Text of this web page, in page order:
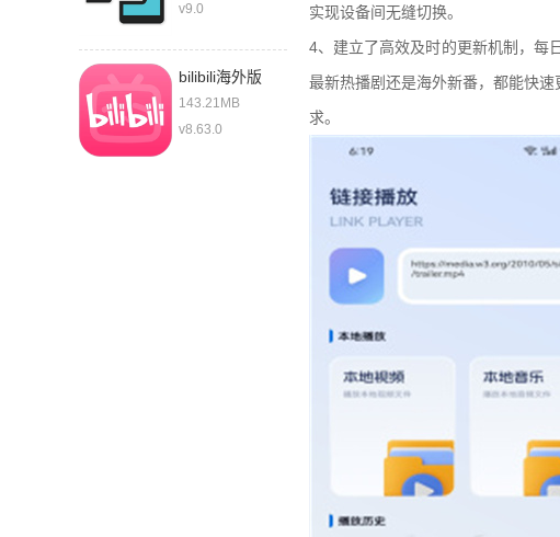
v9.0
bilibili海外版
143.21MB
v8.63.0
实现设备间无缝切换。
4、建立了高效及时的更新机制，每
最新热播剧还是海外新番，都能快
求。